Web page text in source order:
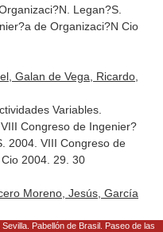
Legan?S.
de Organizaci?N Cio
Galan de Vega, Ricardo,
Variables.
Congreso de Ingenier?
2004. VIII Congreso de
2004. 29. 30
Moreno, Jesús, García
el Desarrollo de Nuevos
Pabellón de Brasil. Paseo de las